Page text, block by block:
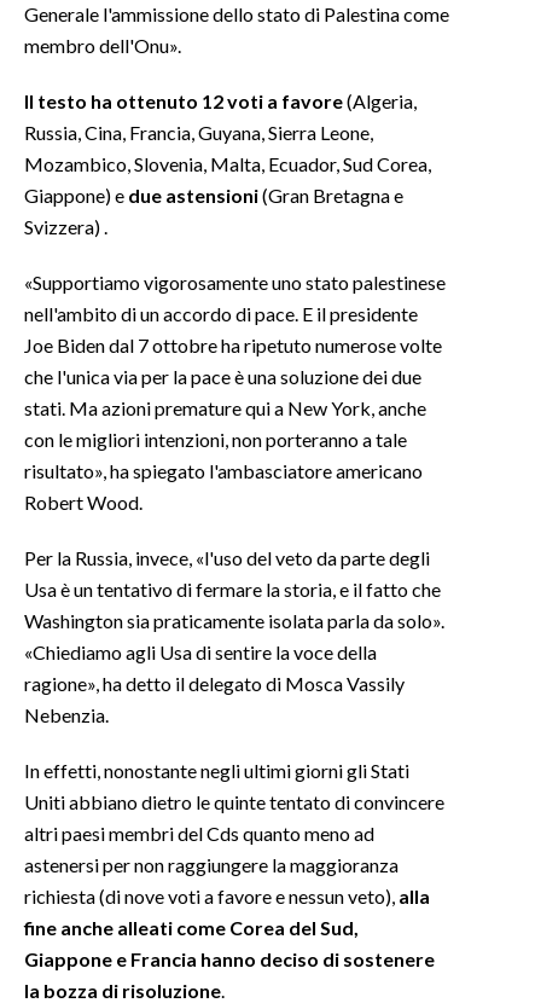
SARDEGNA TURISMO
EVENTI
#CARAUNIONE
INFO AZIENDE
ANNUNCI
NECROLOGI
Generale l'ammissione dello stato di Palestina come
membro dell'Onu».
Il testo ha ottenuto 12 voti a favore(Algeria,
Russia, Cina, Francia, Guyana, Sierra Leone,
Mozambico, Slovenia, Malta, Ecuador, Sud Corea,
Giappone) e due astensioni(Gran Bretagna e
Svizzera) .
«Supportiamo vigorosamente uno stato palestinese
nell'ambito di un accordo di pace. E il presidente
Joe Biden dal 7 ottobre ha ripetuto numerose volte
che l'unica via per la pace è una soluzione dei due
stati. Ma azioni premature qui a New York, anche
con le migliori intenzioni, non porteranno a tale
risultato», ha spiegato l'ambasciatore americano
Robert Wood.
Per la Russia, invece, «l'uso del veto da parte degli
Usa è un tentativo di fermare la storia, e il fatto che
Washington sia praticamente isolata parla da solo».
«Chiediamo agli Usa di sentire la voce della
ragione», ha detto il delegato di Mosca Vassily
Nebenzia.
In effetti, nonostante negli ultimi giorni gli Stati
Uniti abbiano dietro le quinte tentato di convincere
altri paesi membri del Cds quanto meno ad
astenersi per non raggiungere la maggioranza
richiesta (di nove voti a favore e nessun veto), alla
fine anche alleati come Corea del Sud,
Giappone e Francia hanno deciso di sostenere
la bozza di risoluzione